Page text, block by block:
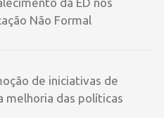
Não Formal
de iniciativas de
melhoria das políticas